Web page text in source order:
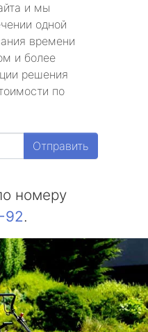
и мы
одной
времени
и более
решения
по
Отправить
номеру
92.